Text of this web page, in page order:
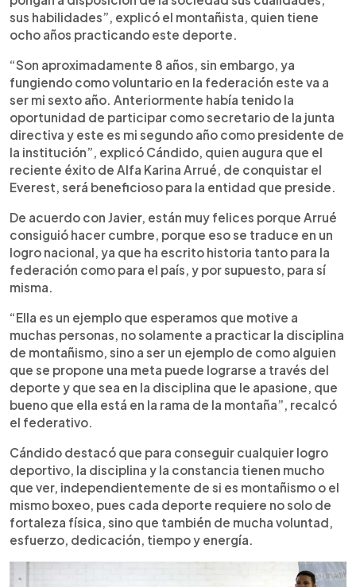
sus habilidades”, explicó el montañista, quien tiene
ocho años practicando este deporte.
“Son aproximadamente 8 años, sin embargo, ya
fungiendo como voluntario en la federación este va a
ser mi sexto año. Anteriormente había tenido la
oportunidad de participar como secretario de la junta
directiva y este es mi segundo año como presidente de
la institución”, explicó Cándido, quien augura que el
reciente éxito de Alfa Karina Arrué, de conquistar el
Everest, será beneficioso para la entidad que preside.
De acuerdo con Javier, están muy felices porque Arrué
consiguió hacer cumbre, porque eso se traduce en un
logro nacional, ya que ha escrito historia tanto para la
federación como para el país, y por supuesto, para sí
misma.
“Ella es un ejemplo que esperamos que motive a
muchas personas, no solamente a practicar la disciplina
de montañismo, sino a ser un ejemplo de como alguien
que se propone una meta puede lograrse a través del
deporte y que sea en la disciplina que le apasione, que
bueno que ella está en la rama de la montaña”, recalcó
el federativo.
Cándido destacó que para conseguir cualquier logro
deportivo, la disciplina y la constancia tienen mucho
que ver, independientemente de si es montañismo o el
mismo boxeo, pues cada deporte requiere no solo de
fortaleza física, sino que también de mucha voluntad,
esfuerzo, dedicación, tiempo y energía.